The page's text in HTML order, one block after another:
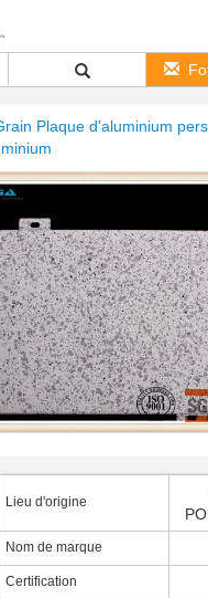
Plaque d'aluminium
Lieu d'origine
Nom de marque
Certification